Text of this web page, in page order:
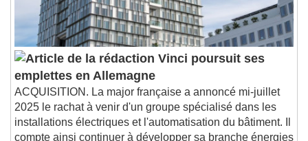
Vinci poursuit ses
emplettes en Allemagne
ACQUISITION. La major française a annoncé mi-juillet
2025 le rachat à venir d'un groupe spécialisé dans les
installations électriques et l'automatisation du bâtiment. Il